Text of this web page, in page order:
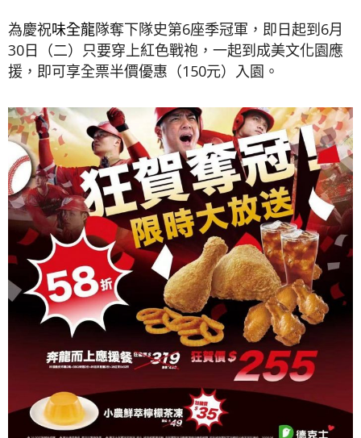
為慶祝味全龍隊奪下隊史第6座季冠軍，即日起到6月
30日（二）只要穿上紅色戰袍，一起到成美文化園應
援，即可享全票半價優惠（150元）入園。